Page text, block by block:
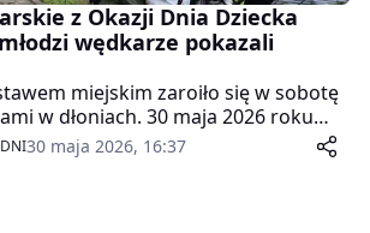
z Okazji Dnia Dziecka
wędkarze pokazali
miejskim zaroiło się w sobotę
w dłoniach. 30 maja 2026 roku
w Wyrzysku zorganizował
z Okazji Dnia Dziecka -
30 maja 2026, 16:37